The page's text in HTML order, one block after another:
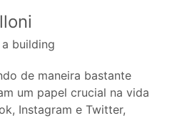
de maneira bastante
um papel crucial na vida
Instagram e Twitter,